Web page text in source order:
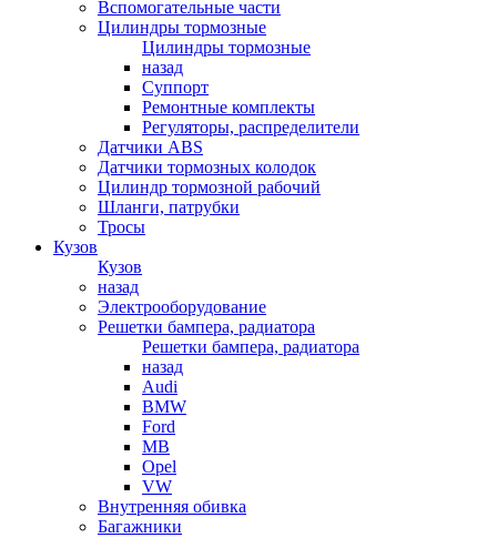
Вспомогательные части
Цилиндры тормозные
Цилиндры тормозные
назад
Суппорт
Ремонтные комплекты
Регуляторы, распределители
Датчики ABS
Датчики тормозных колодок
Цилиндр тормозной рабочий
Шланги, патрубки
Тросы
Кузов
Кузов
назад
Электрооборудование
Решетки бампера, радиатора
Решетки бампера, радиатора
назад
Audi
BMW
Ford
MB
Opel
VW
Внутренняя обивка
Багажники